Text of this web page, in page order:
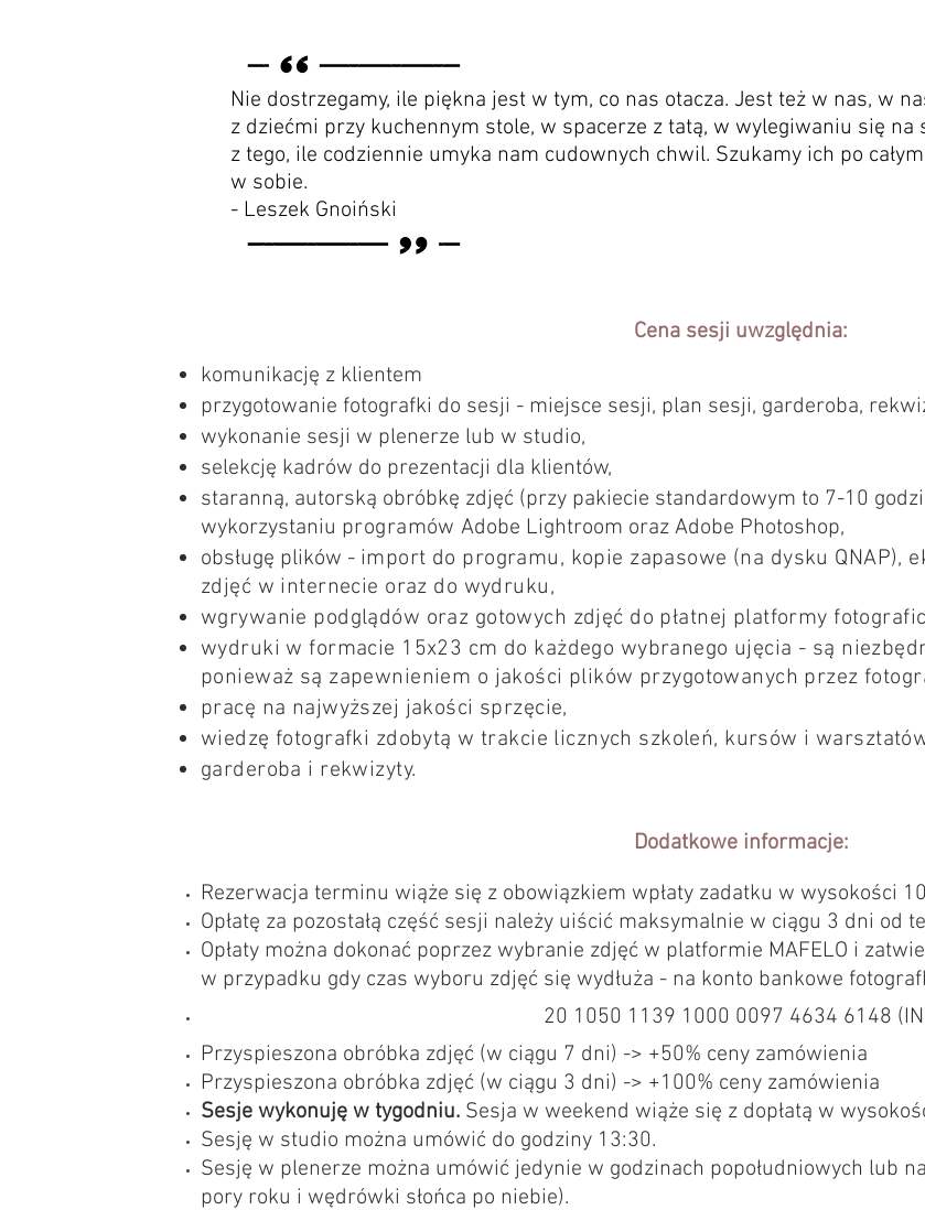
Nie dostrzegamy, ile piękna jest w tym, co nas otacza. Jest też w nas, w
z dziećmi przy kuchennym stole, w spacerze z tatą, w wylegiwaniu się na
z tego, ile codziennie umyka nam cudownych chwil. Szukamy ich po
w sobie.
- Leszek Gnoiński
Cena sesji uwzględnia:
komunikację z klientem
przygotowanie fotografki do sesji - miejsce sesji, plan sesji, garderoba,
wykonanie sesji w plenerze lub w studio,
selekcję kadrów do prezentacji dla klientów,
staranną, autorską obróbkę zdjęć (przy pakiecie standardowym to 7-10
wykorzystaniu programów Adobe Lightroom oraz Adobe Photoshop,
obsługę plików - import do programu, kopie zapasowe (na dysku QNAP),
zdjęć w internecie oraz do wydruku,
wgrywanie podglądów oraz gotowych zdjęć do płatnej platformy
wydruki w formacie 15x23 cm do każdego wybranego ujęcia - są
ponieważ są zapewnieniem o jakości plików przygotowanych przez
pracę na najwyższej jakości sprzęcie,
wiedzę fotografki zdobytą w trakcie licznych szkoleń, kursów i
garderoba i rekwizyty.
Dodatkowe informacje:
Rezerwacja terminu wiąże się z obowiązkiem wpłaty zadatku w wysokości
Opłatę za pozostałą część sesji należy uiścić maksymalnie w ciągu 3 dni od
Opłaty można dokonać poprzez wybranie zdjęć w platformie MAFELO i
w przypadku gdy czas wyboru zdjęć się wydłuża - na konto bankowe
20 1050 1139 1000 0097 4634 6148
Przyspieszona obróbka zdjęć (w ciągu 7 dni) -> +50% ceny zamówienia
Przyspieszona obróbka zdjęć (w ciągu 3 dni) -> +100% ceny zamówienia
Sesje wykonuję w tygodniu. Sesja w weekend wiąże się z dopłatą w
Sesję w studio można umówić do godziny 13:30.
Sesję w plenerze można umówić jedynie w godzinach popołudniowych lub
pory roku i wędrówki słońca po niebie).